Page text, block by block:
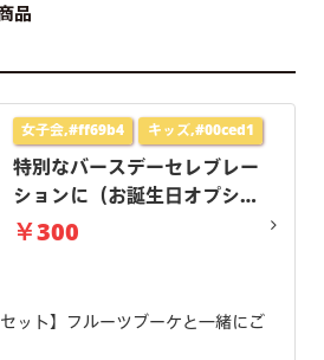
品
女子会,#ff69b4 キッズ,#00ced1
特別なバースデーセレブレー
ションに（お誕生日オプショ
ンセット）
￥300
ット】フルーツブーケと一緒にご